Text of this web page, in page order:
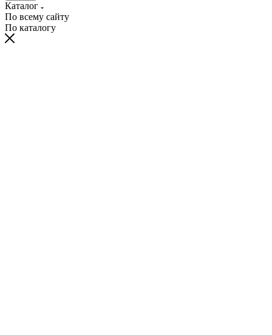
Каталог
По всему сайту
По каталогу